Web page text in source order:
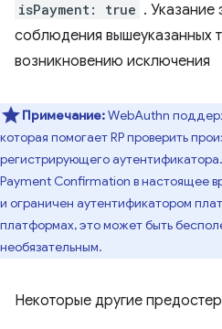
isPayment: true . Указание
соблюдения вышеуказанных
возникновению исключения
Примечание:WebAuthn
которая помогает RP проверить
регистрирующего
Payment Confirmation в настоящее
и ограничен аутентификатором
платформах, это может быть
необязательным.
Некоторые другие